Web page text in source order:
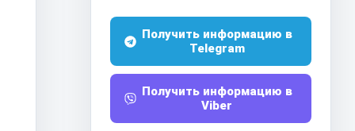
Получить информацию в
Telegram
Получить информацию в
Viber